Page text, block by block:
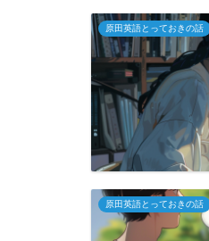
原田英語とっておきの話
原田英語とっておきの話